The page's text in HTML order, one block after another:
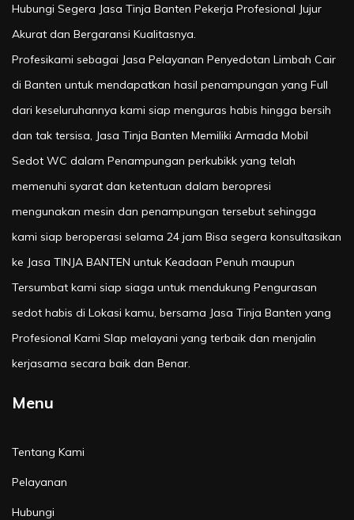
Hubungi Segera Jasa Tinja Banten Pekerja Profesional Jujur
Akurat dan Bergaransi Kualitasnya.
Profesikami sebagai Jasa Pelayanan Penyedotan Limbah Cair
di Banten untuk mendapatkan hasil penampungan yang Full
dari keseluruhannya kami siap menguras habis hingga bersih
dan tak tersisa, Jasa Tinja Banten Memiliki Armada Mobil
Sedot WC dalam Penampungan perkubikk yang telah
memenuhi syarat dan ketentuan dalam beropresi
mengunakan mesin dan penampungan tersebut sehingga
kami siap beroperasi selama 24 jam Bisa segera konsultasikan
ke Jasa TINJA BANTEN untuk Keadaan Penuh maupun
Tersumbat kami siap siaga untuk mendukung Pengurasan
sedot habis di Lokasi kamu, bersama Jasa Tinja Banten yang
Profesional Kami SIap melayani yang terbaik dan menjalin
kerjasama secara baik dan Benar.
Menu
Tentang Kami
Pelayanan
Hubungi